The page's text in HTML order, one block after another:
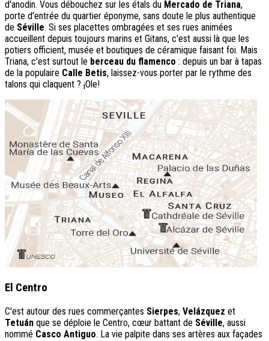
d'anodin. Vous débouchez sur les étals du Mercado de Triana,
porte d'entrée du quartier éponyme, sans doute le plus authentique
de Séville. Si ses placettes ombragées et ses rues animées
accueillent depuis toujours marins et Gitans, c'est aussi là que les
potiers officient, musée et boutiques de céramique faisant foi. Mais
Triana, c'est surtout le berceau du flamenco : depuis un bar à tapas
de la populaire Calle Betis, laissez-vous porter par le rythme des
talons qui claquent ? ¡Ole!
El Centro
C'est autour des rues commerçantes Sierpes, Velázquez et
Tetuán que se déploie le Centro, cœur battant de Séville, aussi
nommé Casco Antiguo. La vie palpite dans ses artères aux façades